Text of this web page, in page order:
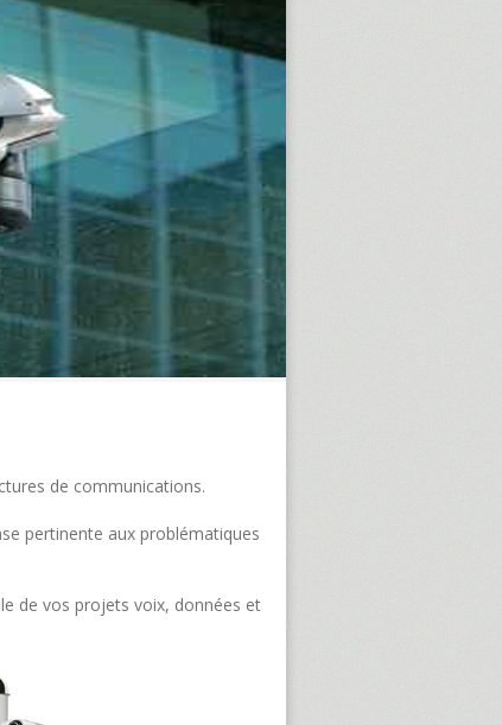
de communications.
pertinente aux problématiques
de vos projets voix, données et